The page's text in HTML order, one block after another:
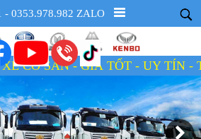
- 0353.978.982 ZALO
GIÁ TỐT - UY TÍN - TẬN TÂM